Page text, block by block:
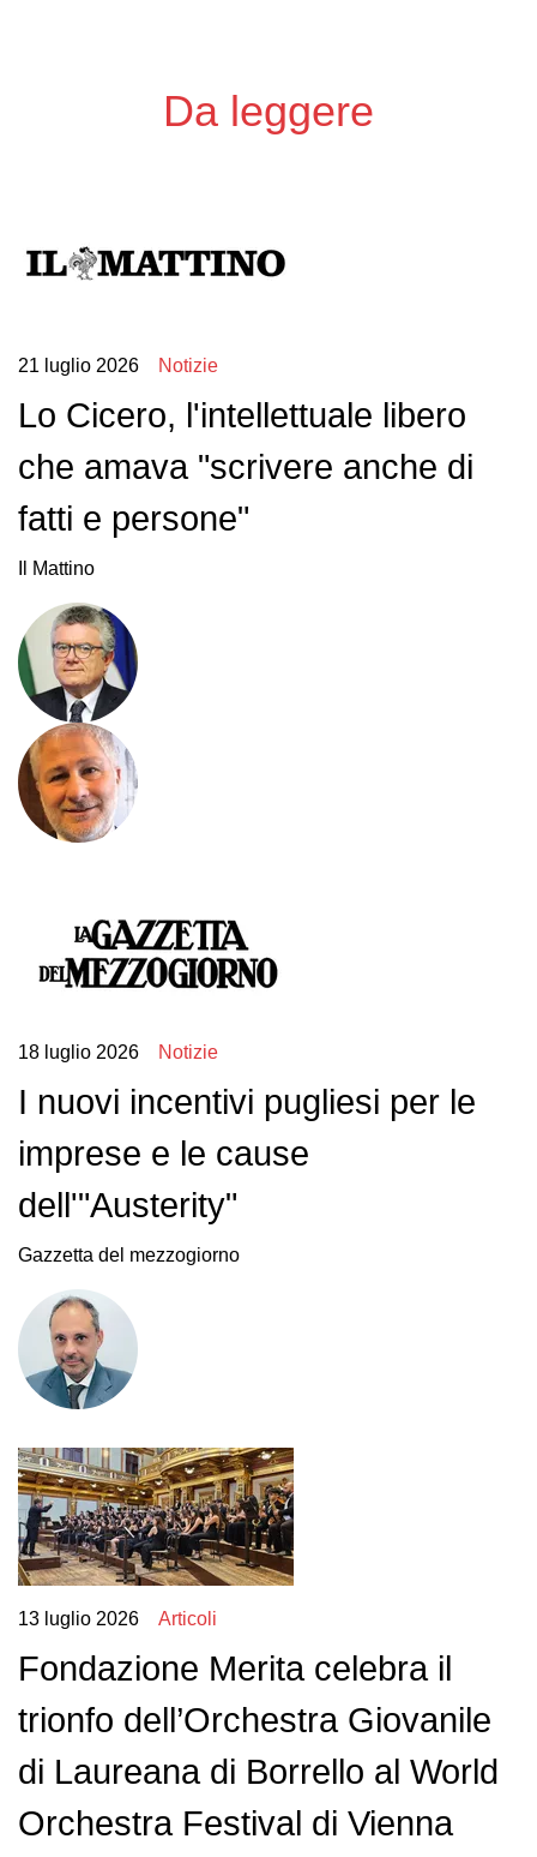
Da leggere
21 luglio 2026 Notizie
Lo Cicero, l'intellettuale libero
che amava "scrivere anche di
fatti e persone"
Il Mattino
18 luglio 2026 Notizie
I nuovi incentivi pugliesi per le
imprese e le cause
dell'"Austerity"
Gazzetta del mezzogiorno
13 luglio 2026 Articoli
Fondazione Merita celebra il
trionfo dell’Orchestra Giovanile
di Laureana di Borrello al World
Orchestra Festival di Vienna